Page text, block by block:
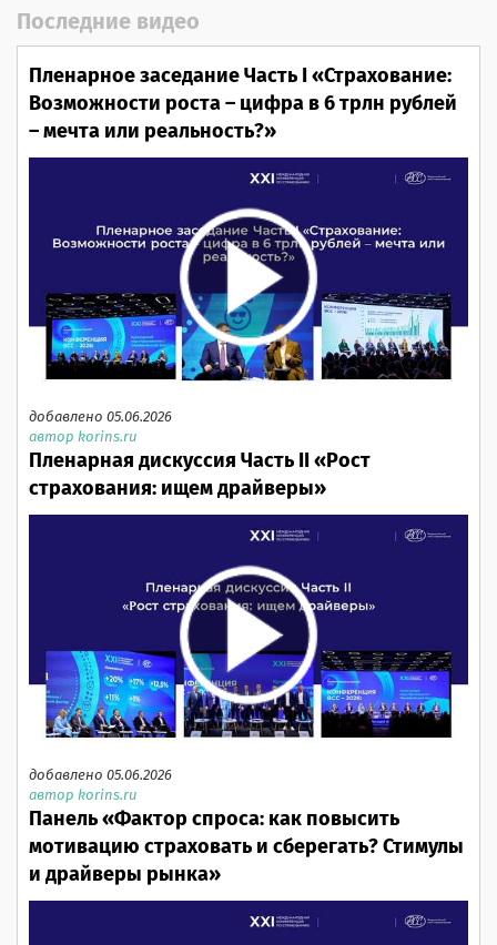
Последние видео
Пленарное заседание Часть I «Страхование:
Возможности роста – цифра в 6 трлн рублей
– мечта или реальность?»
добавлено 05.06.2026
автор korins.ru
Пленарная дискуссия Часть II «Рост
страхования: ищем драйверы»
добавлено 05.06.2026
автор korins.ru
Панель «Фактор спроса: как повысить
мотивацию страховать и сберегать? Стимулы
и драйверы рынка»